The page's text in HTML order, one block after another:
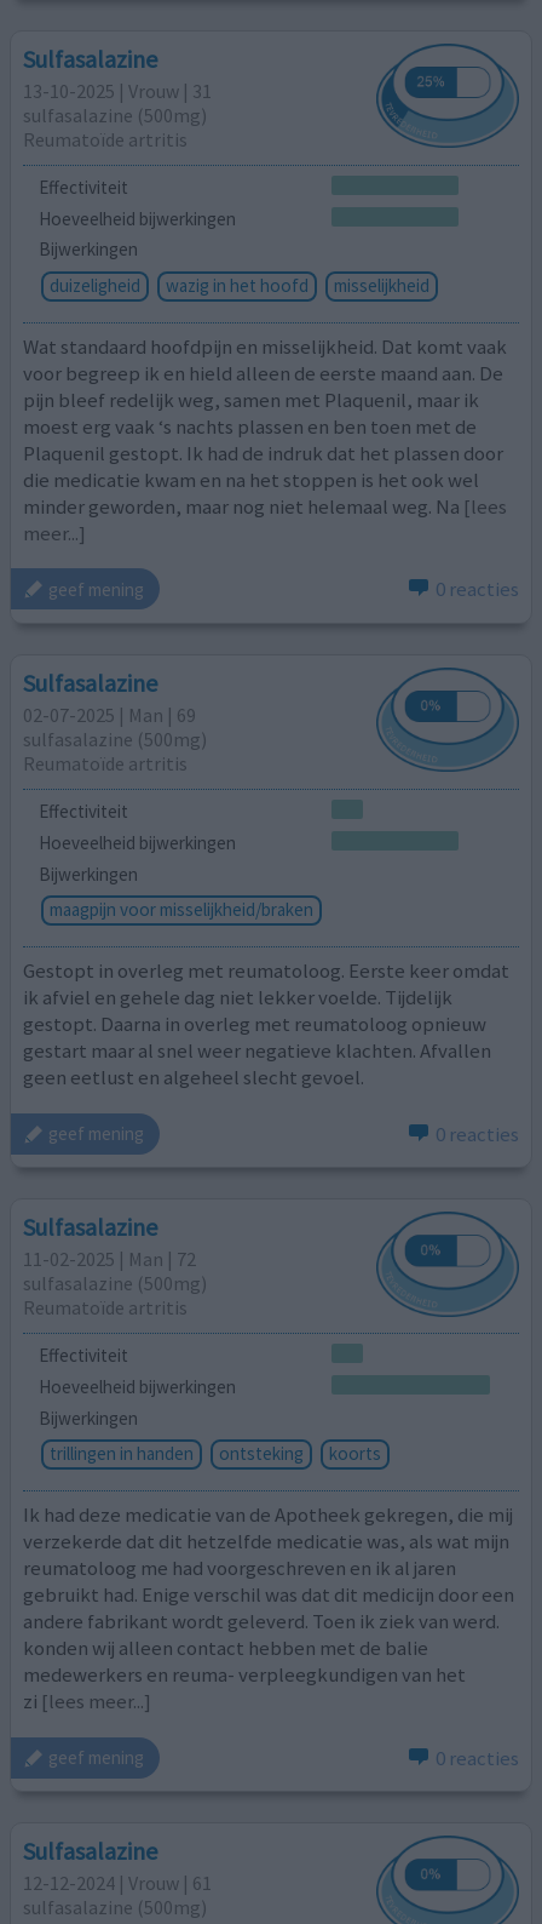
Sulfasalazine
13-10-2025 | Vrouw | 31
sulfasalazine (500mg)
Reumatoïde artritis
Effectiviteit
Hoeveelheid bijwerkingen
Bijwerkingen
duizeligheid
wazig in het hoofd misselijkheid
Wat standaard hoofdpijn en misselijkheid. Dat komt vaak
voor begreep ik en hield alleen de eerste maand aan. De
pijn bleef redelijk weg, samen met Plaquenil, maar ik
moest erg vaak ‘s nachts plassen en ben toen met de
Plaquenil gestopt. Ik had de indruk dat het plassen door
die medicatie kwam en na het stoppen is het ook wel
minder geworden, maar nog niet helemaal weg. Na [lees
meer...]
geef mening 0 reacties
Sulfasalazine
02-07-2025 | Man | 69
sulfasalazine (500mg)
Reumatoïde artritis
Effectiviteit
Hoeveelheid bijwerkingen
Bijwerkingen
maagpijn voor misselijkheid/braken
Gestopt in overleg met reumatoloog. Eerste keer omdat
ik afviel en gehele dag niet lekker voelde. Tijdelijk
gestopt. Daarna in overleg met reumatoloog opnieuw
gestart maar al snel weer negatieve klachten. Afvallen
geen eetlust en algeheel slecht gevoel.
geef mening 0 reacties
Sulfasalazine
11-02-2025 | Man | 72
sulfasalazine (500mg)
Reumatoïde artritis
Effectiviteit
Hoeveelheid bijwerkingen
Bijwerkingen
trillingen in handen
ontsteking koorts
Ik had deze medicatie van de Apotheek gekregen, die mij
verzekerde dat dit hetzelfde medicatie was, als wat mijn
reumatoloog me had voorgeschreven en ik al jaren
gebruikt had. Enige verschil was dat dit medicijn door een
andere fabrikant wordt geleverd. Toen ik ziek van werd.
konden wij alleen contact hebben met de balie
medewerkers en reuma- verpleegkundigen van het
zi [lees meer...]
geef mening 0 reacties
Sulfasalazine
12-12-2024 | Vrouw | 61
sulfasalazine (500mg)